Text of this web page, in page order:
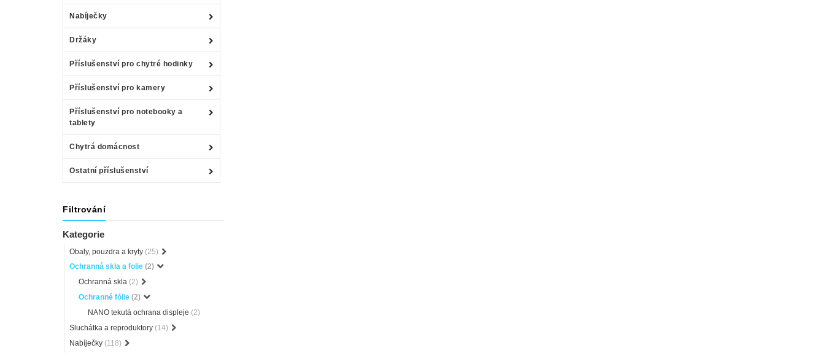
Nabíječky
Držáky
Příslušenství pro chytré hodinky
Příslušenství pro kamery
Příslušenství pro notebooky a
tablety
Chytrá domácnost
Ostatní příslušenství
Filtrování
Kategorie
Obaly, pouzdra a kryty (25)
Ochranná skla a folie (2)
Ochranná skla (2)
Ochranné fólie (2)
NANO tekutá ochrana displeje (2)
Sluchátka a reproduktory (14)
Nabíječky (118)